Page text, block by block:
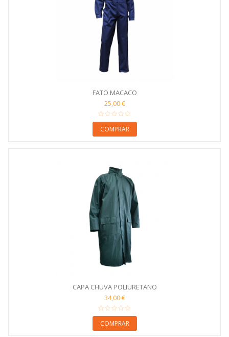
FATO MACACO
25,00 €
COMPRAR
CAPA CHUVA POLIURETANO
34,00 €
COMPRAR